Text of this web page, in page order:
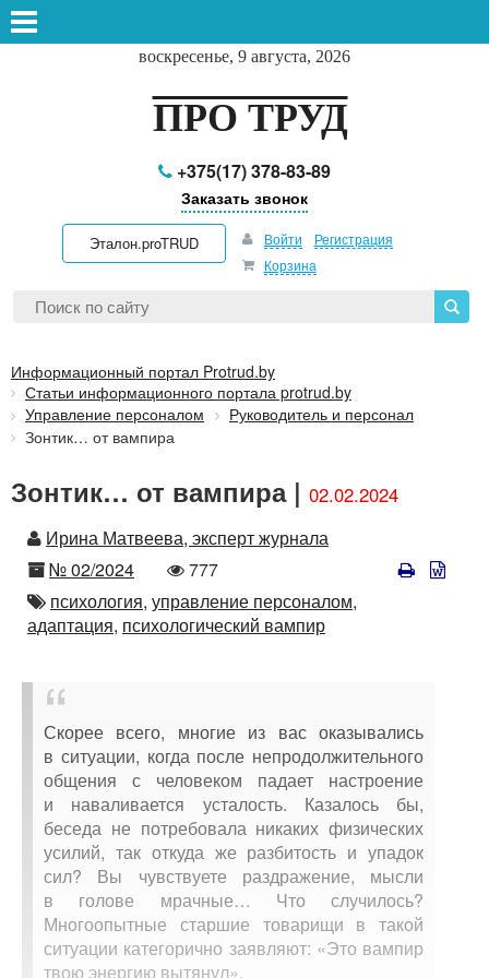
воскресенье, 9 августа, 2026
ПРО ТРУД
+375(17) 378-83-89
Заказать звонок
Эталон.proTRUD Войти
Регистрация
Корзина
Информационный портал Protrud.by
Статьи информационного портала protrud.by
Управление персоналом
Руководитель и персонал
Зонтик… от вампира
Зонтик… от вампира | 02.02.2024
Автор
Ирина Матвеева, эксперт журнала
Номер
№ 02/2024
Количество
просмотров
777
Автор
психология, управление персоналом,
адаптация, психологический вампир
Скорее всего, многие из вас оказывались
в ситуации, когда после непродолжительного
общения с человеком падает настроение
и наваливается усталость. Казалось бы,
беседа не потребовала никаких физических
усилий, так откуда же разбитость и упадок
сил? Вы чувствуете раздражение, мысли
в голове мрачные… Что случилось?
Многоопытные старшие товарищи в такой
ситуации категорично заявляют: «Это вампир
твою энергию вытянул».